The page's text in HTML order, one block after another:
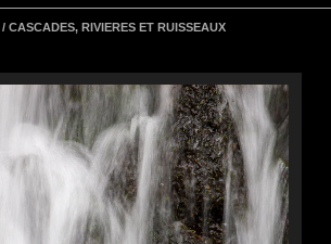
/ CASCADES, RIVIERES ET RUISSEAUX